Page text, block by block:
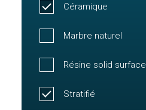
Céramique
Marbre naturel
Résine solid surface
Stratifié